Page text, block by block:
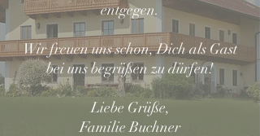
entgegen.
Wir freuen uns schon, Dich als Gast
bei uns begrüßen zu dürfen!
Liebe Grüße,
Familie Buchner